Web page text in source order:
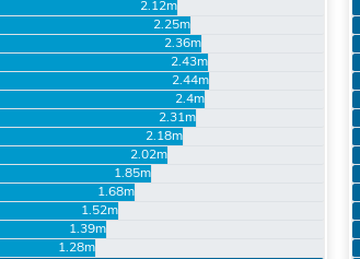
2.12m
2.25m
2.36m
2.43m
2.44m
2.4m
2.31m
2.18m
2.02m
1.85m
1.68m
1.52m
1.39m
1.28m